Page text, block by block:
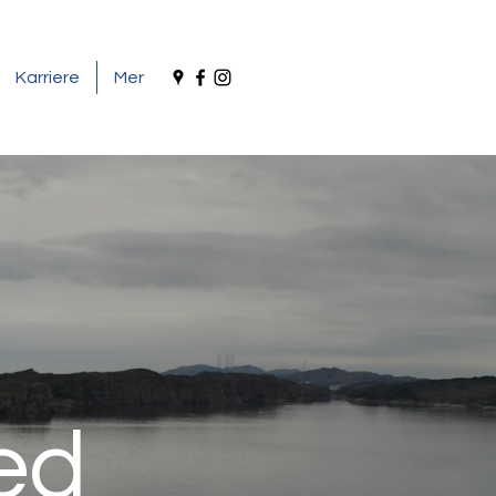
Karriere Mer